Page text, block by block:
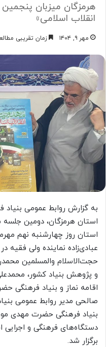
هرمزگان میزبان
انقلاب اسلامی»
مهر ۹, ۱۴۰۴ زمان تقریبی مطالعه 7
به گزارش روابط عمومی
استان هرمزگان، دومین
استان روز چهارشنبه نهم
عبادی‌زاده نماینده ولی فقیه
حجت‌الاسلام والمسلمین
و پژوهش بنیاد کشور،
اقامه نماز و بنیاد فرهنگی
صالحی مدیر روابط عمومی
بنیاد فرهنگی حضرت مهدی
دستگاه‌های فرهنگی و
برگزار شد.